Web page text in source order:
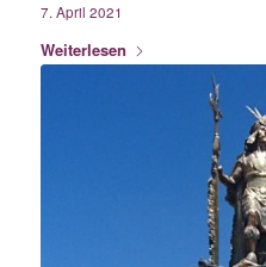
7. April 2021
Weiterlesen